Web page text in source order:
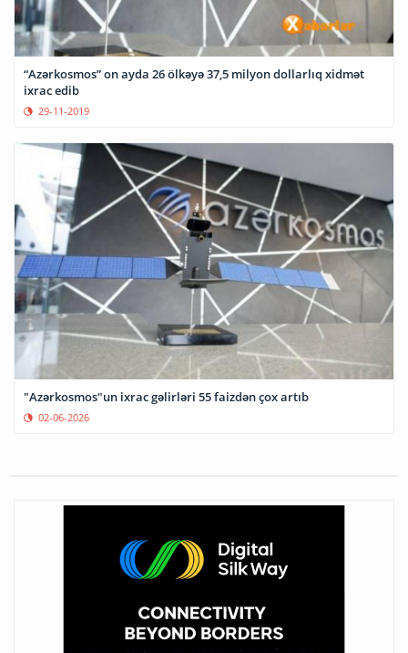
“Azərkosmos” on ayda 26 ölkəyə 37,5 milyon dollarlıq xidmət
ixrac edib
29-11-2019
"Azərkosmos"un ixrac gəlirləri 55 faizdən çox artıb
02-06-2026